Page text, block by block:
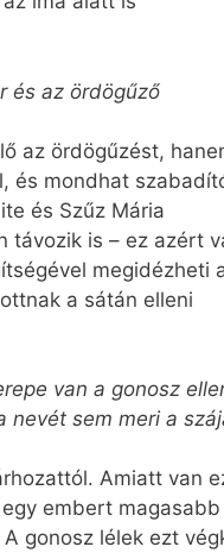
és az ördögűző
az ördögűzést,
és mondhat
és Szűz Mária
távozik is – ez azért
megidézheti
a sátán elleni
van a gonosz
nevét sem meri a
Amiatt van
embert magasabb
gonosz lélek ezt